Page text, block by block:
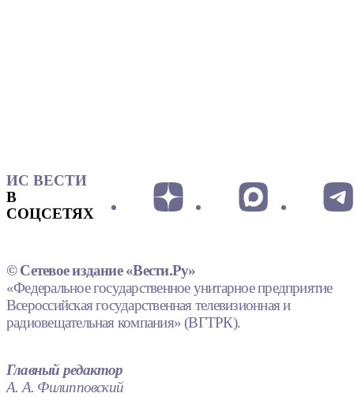
ИС ВЕСТИ
В
СОЦСЕТЯХ
© Сетевое издание «Вести.Ру»
«Федеральное государственное унитарное предприятие
Всероссийская государственная телевизионная и
радиовещательная компания» (ВГТРК).
Главный редактор
А. А. Филипповский